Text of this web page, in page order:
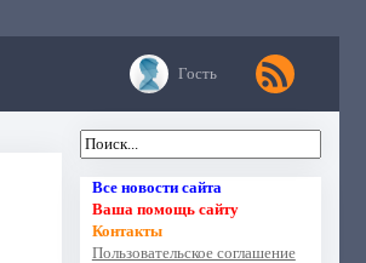
Гость
Все новости сайта
Ваша помощь сайту
Контакты
Пользовательское соглашение